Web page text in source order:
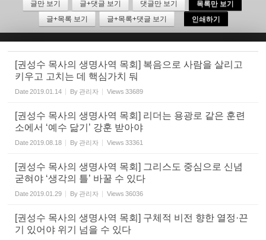
글만 보기 글+댓글 보기 댓글만 보기
목록만 보기
글+목록 보기
글+목록+댓글 보기 인쇄하기
[권성수 목사의 생명사역 목회] 복음으로 사람을 살리고
키우고 고치는 데 핵심가치 둬
Date 2019.01.14 By 관리자 Views 33689
[권성수 목사의 생명사역 목회] 리더는 용광로 같은 훈련
소에서 ‘예수 닮기’ 강훈 받아야
Date 2019.08.18 By 관리자 Views 33361
[권성수 목사의 생명사역 목회] 그리스도 중심으로 신념
굳혀야 ‘생각의 틀’ 바꿀 수 있다
Date 2019.01.29 By 관리자 Views 36036
[권성수 목사의 생명사역 목회] 구체적 비전 향한 열정·끈
기 있어야 위기 넘을 수 있다
Sketchbook5, 스케치북5
Sketchbook5, 스케치북5